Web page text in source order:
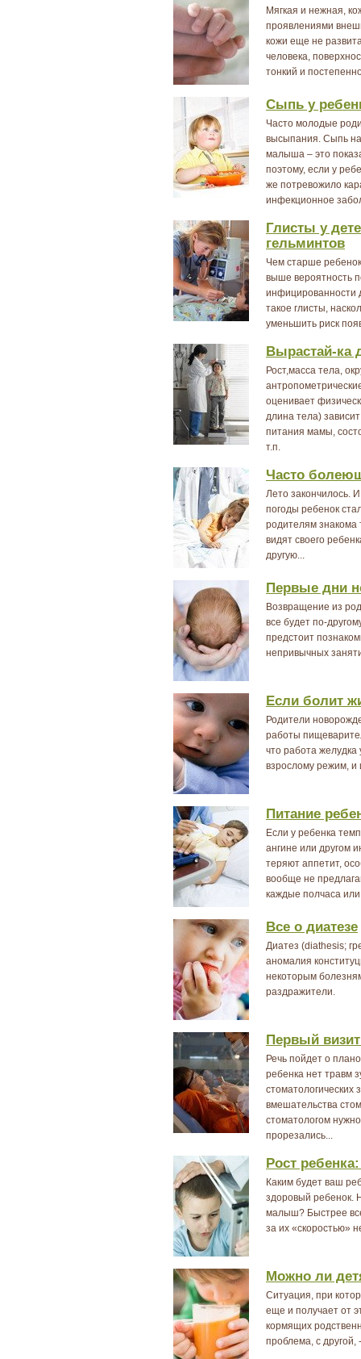
Мягкая и нежная,
проявлениями
кожи еще не
человека,
тонкий и
Сыпь у
Часто молодые
высыпания. Сыпь
малыша – это
поэтому, если у
же потревожило
инфекционное
Глисты у
гельминтов
Чем старше
выше вероятность
инфицированности
такое глисты,
уменьшить риск
Вырастай-ка
Рост,масса тела,
оценивает
длина тела)
питания мамы,
т.п.
Часто
Лето закончилось.
погоды ребенок
родителям знакома
видят своего
другую...
Первые дни
Возвращение из
все будет по-
предстоит
непривычных
Если болит
Родители
работы
что работа
взрослому режим, и
Питание
Если у ребенка
ангине или другом
теряют аппетит,
вообще не
каждые полчаса или
Все о диатезе
Диатез (diathesis;
аномалия
некоторым
раздражители.
Первый
Речь пойдет о
ребенка нет травм
стоматологических
вмешательства
стоматологом
прорезались...
Рост
Каким будет ваш
здоровый ребенок.
малыш? Быстрее
за их «скоростью»
Можно ли
Ситуация, при
еще и получает от
кормящих
проблема, с